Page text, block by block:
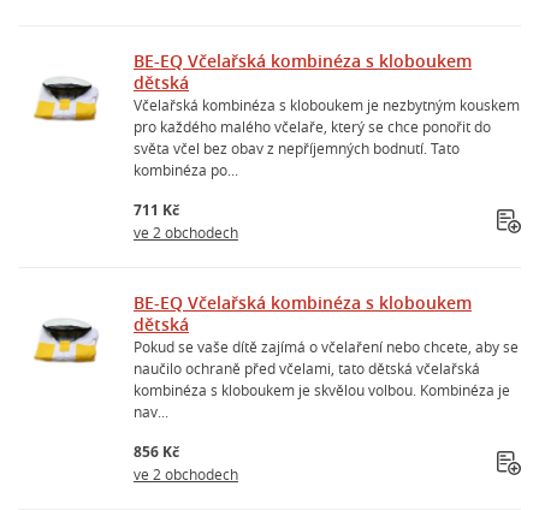
BE-EQ Včelařská kombinéza s kloboukem
dětská
Včelařská kombinéza s kloboukem je nezbytným kouskem
pro každého malého včelaře, který se chce ponořit do
světa včel bez obav z nepříjemných bodnutí. Tato
kombinéza po...
711 Kč
ve 2 obchodech
BE-EQ Včelařská kombinéza s kloboukem
dětská
Pokud se vaše dítě zajímá o včelaření nebo chcete, aby se
naučilo ochraně před včelami, tato dětská včelařská
kombinéza s kloboukem je skvělou volbou. Kombinéza je
nav...
856 Kč
ve 2 obchodech